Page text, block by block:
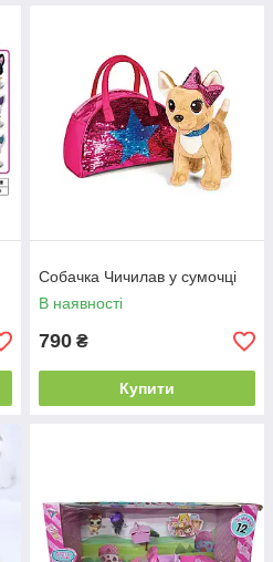
Собачка Чичилав у сумочці
В наявності
790 ₴
Купити